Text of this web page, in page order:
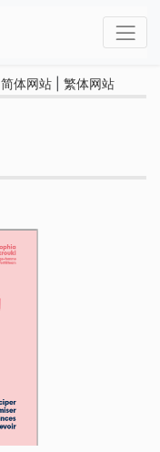
简体网站 繁体网站